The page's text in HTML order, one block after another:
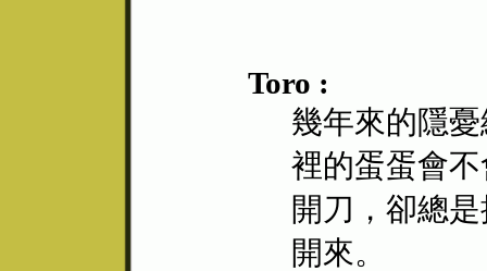
Toro :
幾年來的隱
裡的蛋蛋會
開刀，卻總
開來。